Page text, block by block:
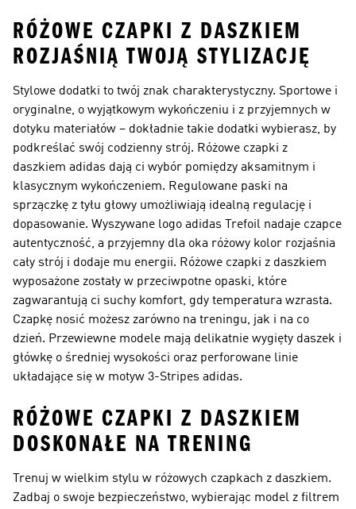
RÓŻOWE CZAPKI Z DASZKIEM
ROZJAŚNIĄ TWOJĄ STYLIZACJĘ
Stylowe dodatki to twój znak charakterystyczny. Sportowe i
oryginalne, o wyjątkowym wykończeniu i z przyjemnych w
dotyku materiałów – dokładnie takie dodatki wybierasz, by
podkreślać swój codzienny strój. Różowe czapki z
daszkiem adidas dają ci wybór pomiędzy aksamitnym i
klasycznym wykończeniem. Regulowane paski na
sprzączkę z tyłu głowy umożliwiają idealną regulację i
dopasowanie. Wyszywane logo adidas Trefoil nadaje czapce
autentyczność, a przyjemny dla oka różowy kolor rozjaśnia
cały strój i dodaje mu energii. Różowe czapki z daszkiem
wyposażone zostały w przeciwpotne opaski, które
zagwarantują ci suchy komfort, gdy temperatura wzrasta.
Czapkę nosić możesz zarówno na treningu, jak i na co
dzień. Przewiewne modele mają delikatnie wygięty daszek i
główkę o średniej wysokości oraz perforowane linie
układające się w motyw 3-Stripes adidas.
RÓŻOWE CZAPKI Z DASZKIEM
DOSKONAŁE NA TRENING
Trenuj w wielkim stylu w różowych czapkach z daszkiem.
Zadbaj o swoje bezpieczeństwo, wybierając model z filtrem